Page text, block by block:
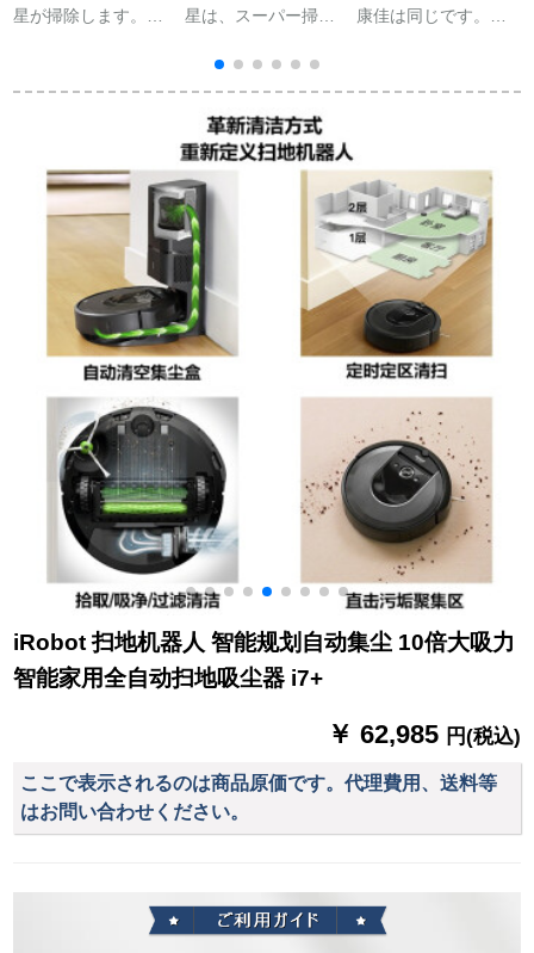
星が掃除します。家
星は、スーパー掃除
電掃除機を発見しま
した。全自動掃除機
です。一体掃除機を
掃除します。
康佳は同じです。掃
掃除します。一体機
iRobot 扫地机器人 智能规划自动集尘 10倍大吸力
智能家用全自动扫地吸尘器 i7+
￥ 62,985 円(税込)
ここで表示されるのは商品原価です。代理費用、送料等
はお問い合わせください。